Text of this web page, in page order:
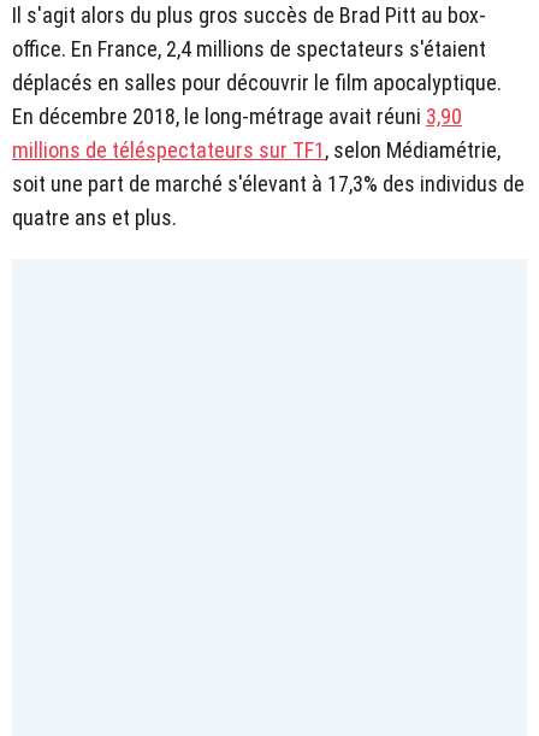
Il s'agit alors du plus gros succès de Brad Pitt au box-
office. En France, 2,4 millions de spectateurs s'étaient
déplacés en salles pour découvrir le film apocalyptique.
En décembre 2018, le long-métrage avait réuni 3,90
millions de téléspectateurs sur TF1, selon Médiamétrie,
soit une part de marché s'élevant à 17,3% des individus de
quatre ans et plus.